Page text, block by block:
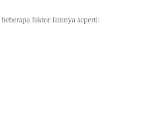
faktor lainnya seperti: